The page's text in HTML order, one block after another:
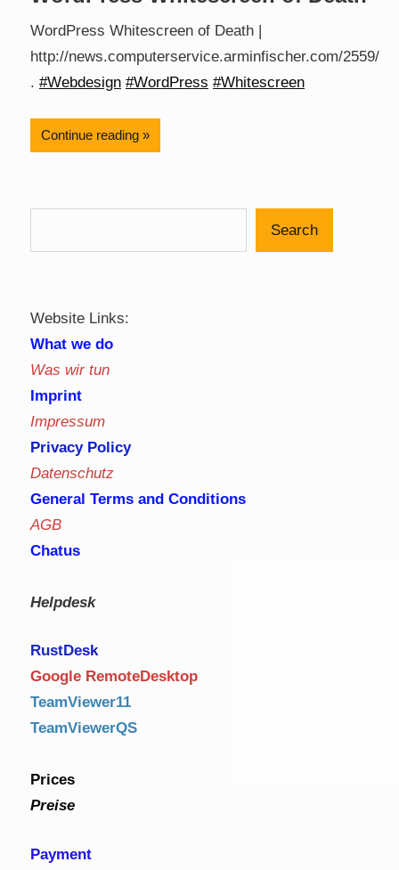
WordPress Whitescreen of Death |
http://news.computerservice.arminfischer.com/2559/
. #Webdesign #WordPress #Whitescreen
Continue reading
Search
Website Links:
What we do
Was wir tun
Imprint
Impressum
Privacy Policy
Datenschutz
General Terms and Conditions
AGB
Chatus
Helpdesk
RustDesk
Google RemoteDesktop
TeamViewer11
TeamViewerQS
Prices
Preise
Payment